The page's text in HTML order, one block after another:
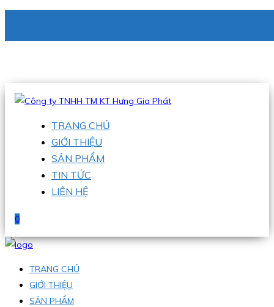
Hotline:0938 336 079
TRANG CHỦ
GIỚI THIỆU
SẢN PHẨM
TIN TỨC
LIÊN HỆ
0
TRANG CHỦ
GIỚI THIỆU
SẢN PHẨM